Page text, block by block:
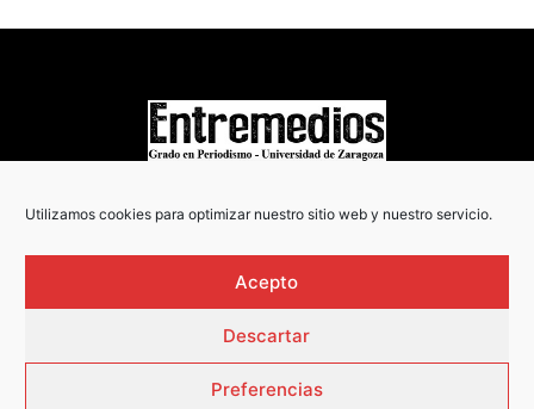
Utilizamos cookies para optimizar nuestro sitio web y nuestro servicio.
Acepto
Descartar
Preferencias